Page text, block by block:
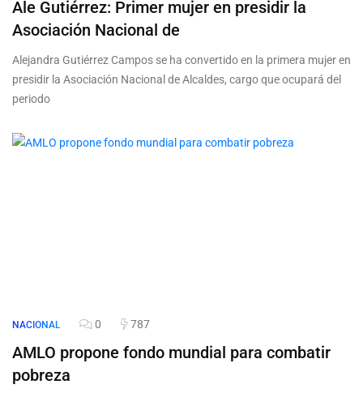
Ale Gutiérrez: Primer mujer en presidir la
Asociación Nacional de
Alejandra Gutiérrez Campos se ha convertido en la primera mujer en
presidir la Asociación Nacional de Alcaldes, cargo que ocupará del
periodo
NACIONAL 0 787
AMLO propone fondo mundial para combatir
pobreza